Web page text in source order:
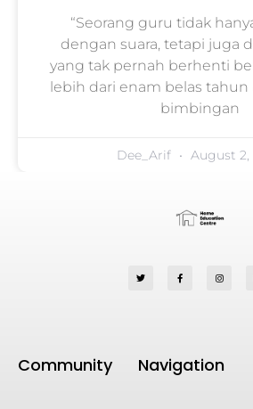
“Seorang guru tidak
dengan suara, tetapi juga
yang tak pernah berhenti
lebih dari enam belas
bimbingan
Dee_Arif August 2,
Community Navigation